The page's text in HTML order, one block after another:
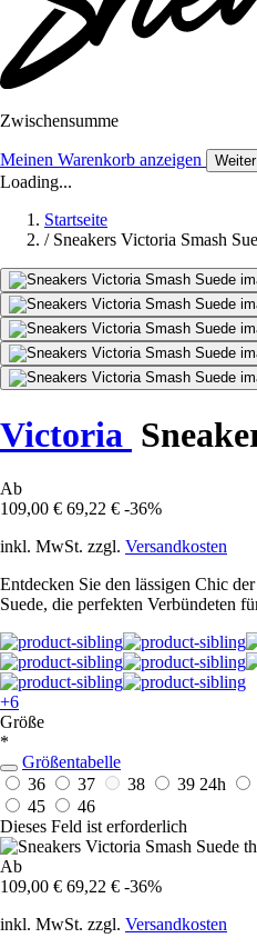
Zwischensumme
Meinen Warenkorb anzeigen
Loading...
Startseite
/ Sneakers Victoria Smash
Victoria
Ab
109,00 € 69,22 € -36%
inkl. MwSt. zzgl. Versandkosten
Entdecken Sie den lässigen Chic
Suede, die perfekten Verbündeten
+6
Größe
*
Größentabelle
36
37 38 39 24h
45
46
Dieses Feld ist erforderlich
Ab
109,00 € 69,22 € -36%
inkl. MwSt. zzgl. Versandkosten